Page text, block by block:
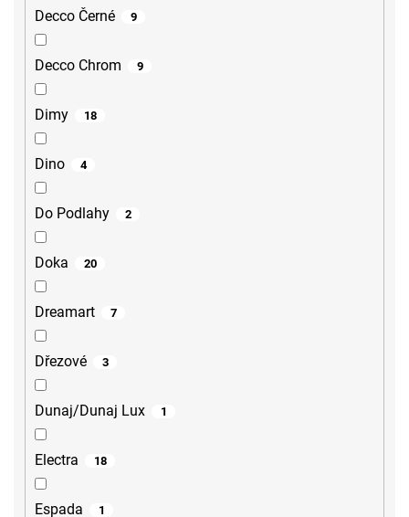
Decco Černé 9
Decco Chrom 9
Dimy 18
Dino 4
Do Podlahy 2
Doka 20
Dreamart 7
Dřezové 3
Dunaj/Dunaj Lux 1
Electra 18
Espada 1